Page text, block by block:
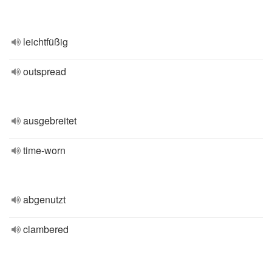
leichtfüßig
outspread
ausgebreitet
time-worn
abgenutzt
clambered